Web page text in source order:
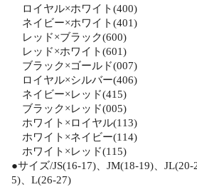
ロイヤル×ホワイト(400)
ネイビー×ホワイト(401)
レッド×ブラック(600)
レッド×ホワイト(601)
ブラック×ゴールド(007)
ロイヤル×シルバー(406)
ネイビー×レッド(415)
ブラック×レッド(005)
ホワイト×ロイヤル(113)
ホワイト×ネイビー(114)
ホワイト×レッド(115)
●サイズ/JS(16-17)、JM(18-19)、
5)、L(26-27)